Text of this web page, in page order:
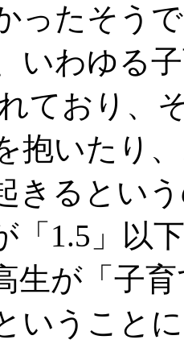
ったそう
いわゆる
ており、
抱いたり
きるとい
「1.5」以
生が「子
いうこと